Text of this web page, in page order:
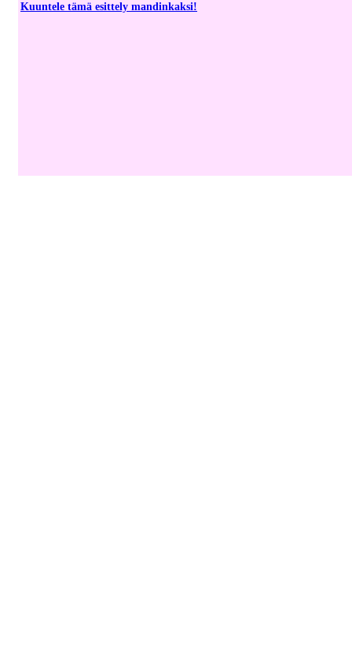
Kuuntele tämä esittely mandinkaksi!